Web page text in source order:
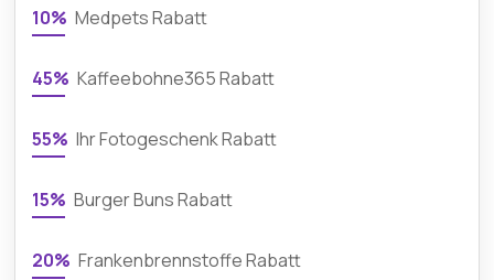
10% Medpets Rabatt
45% Kaffeebohne365 Rabatt
55% Ihr Fotogeschenk Rabatt
15% Burger Buns Rabatt
20% Frankenbrennstoffe Rabatt